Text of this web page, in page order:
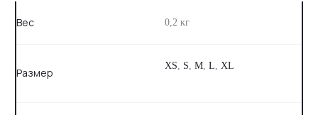
Вес 0,2 кг
Размер
XS, S, M, L, XL